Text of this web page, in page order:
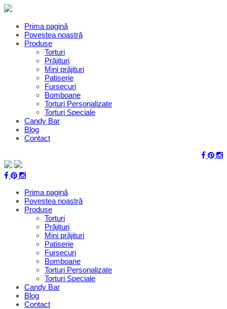
Prima pagină
Povestea noastră
Produse
Torturi
Prăjituri
Mini prăjituri
Patiserie
Fursecuri
Bomboane
Torturi Personalizate
Torturi Speciale
Candy Bar
Blog
Contact
Prima pagină
Povestea noastră
Produse
Torturi
Prăjituri
Mini prăjituri
Patiserie
Fursecuri
Bomboane
Torturi Personalizate
Torturi Speciale
Candy Bar
Blog
Contact